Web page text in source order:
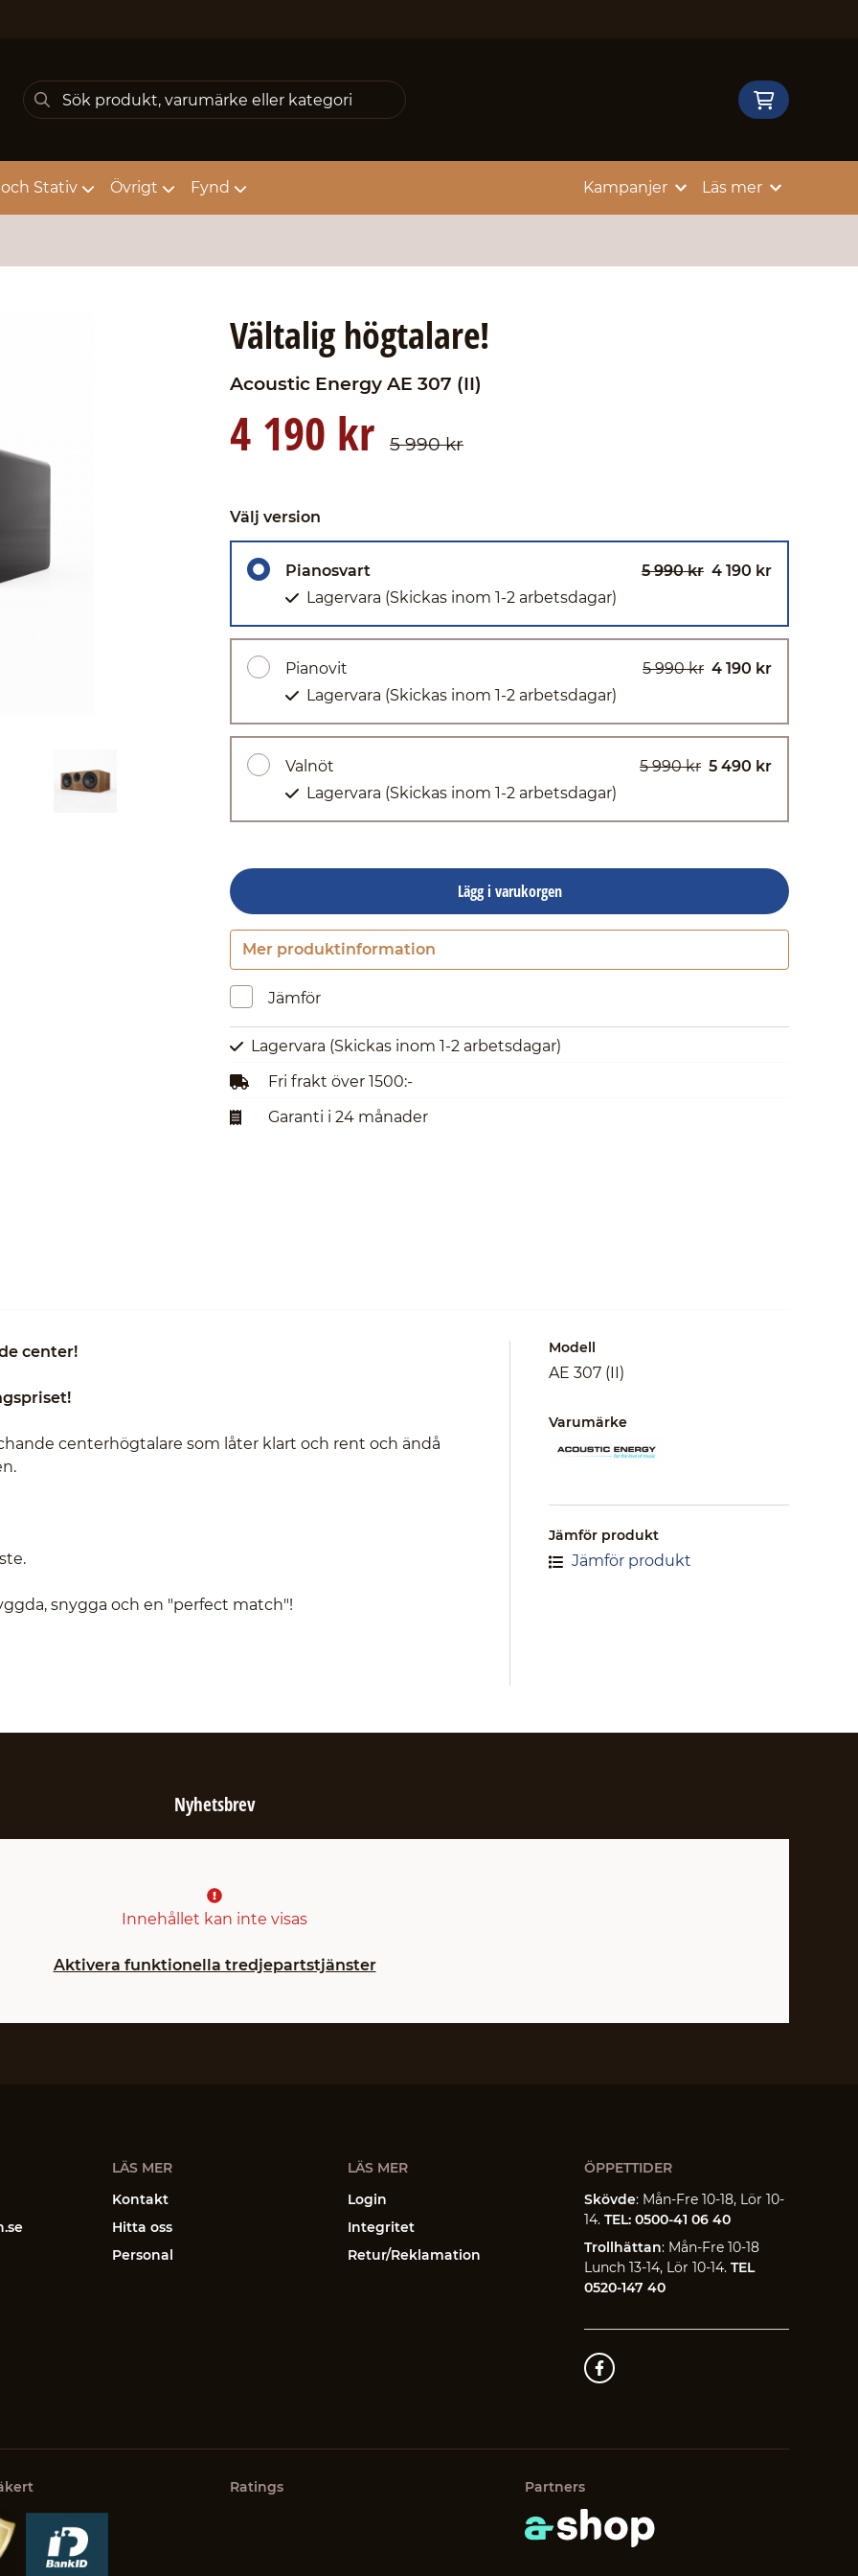
Stativ Övrigt Fynd Kampanjer Läs mer
Vältalig högtalare!
Acoustic Energy AE 307 (II)
4 190 kr 5 990 kr
Välj version
Pianosvart 4 190 kr
5 990 kr
Lagervara (Skickas inom 1-2 arbetsdagar)
Pianovit 4 190 kr
5 990 kr
Lagervara (Skickas inom 1-2 arbetsdagar)
Valnöt 5 490 kr
5 990 kr
Lagervara (Skickas inom 1-2 arbetsdagar)
Lägg i varukorgen
Mer produktinformation
Jämför
Lagervara (Skickas inom 1-2 arbetsdagar)
Fri frakt över 1500:-
Garanti i 24 månader
center!
centerhögtalare som låter klart och rent och ändå
snygga och en "perfect match"!
Modell
AE 307 (II)
Varumärke
Jämför produkt
Jämför produkt
Nyhetsbrev
Innehållet kan inte visas
Aktivera funktionella tredjepartstjänster
LÄS MER
Kontakt
Hitta oss
Personal
LÄS MER
Login
Integritet
Retur/Reklamation
ÖPPETTIDER
Skövde: Mån-Fre 10-18, Lör 10-
14.TEL: 0500-41 06 40
Trollhättan: Mån-Fre 10-18
Lunch 13-14, Lör 10-14.TEL
0520-147 40
Ratings Partners